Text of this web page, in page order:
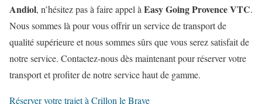
Andiol, n’hésitez pas à faire appel à Easy Going Provence VTC.
Nous sommes là pour vous offrir un service de transport de
qualité supérieure et nous sommes sûrs que vous serez satisfait de
notre service. Contactez-nous dès maintenant pour réserver votre
transport et profiter de notre service haut de gamme.
Réserver votre trajet à Crillon le Brave